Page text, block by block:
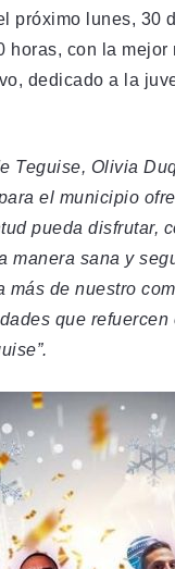
próximo lunes, 30
horas, con la mejor
dedicado a la
Teguise, Olivia
el municipio
pueda disfrutar,
manera sana y
más de nuestro
que